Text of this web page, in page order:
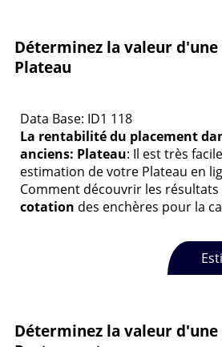
Déterminez la valeur
Plateau
Data Base: ID1 118
La rentabilité du placement
anciens: Plateau: Il est très
estimation de votre Plateau en
Comment découvrir les résultats
cotation des enchères pour la
Déterminez la valeur